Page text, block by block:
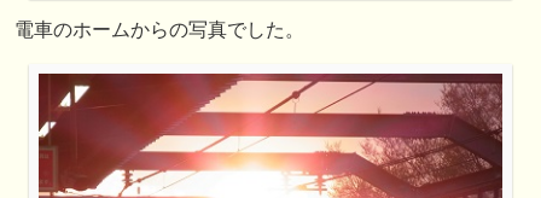
電車のホームからの写真でした。